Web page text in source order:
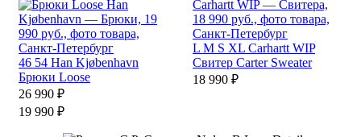
46 54 Han Kjøbenhavn
Брюки Loose
26 990 ₽
19 990 ₽
L M S XL Carhartt WIP
Свитер Carter Sweater
18 990 ₽